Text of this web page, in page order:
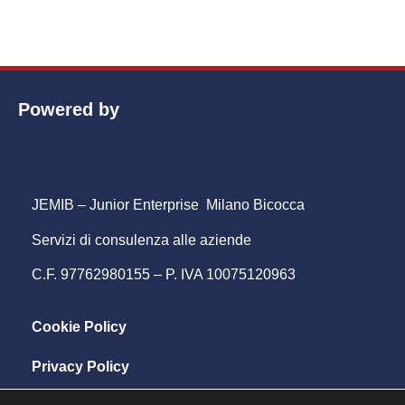
Powered by
JEMIB – Junior Enterprise Milano Bicocca
Servizi di consulenza alle aziende
C.F. 97762980155 – P. IVA 10075120963
Cookie Policy
Privacy Policy